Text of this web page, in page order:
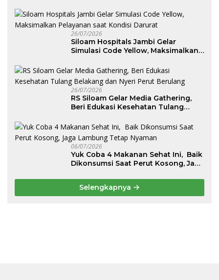
26/07/2026
Siloam Hospitals Jambi Gelar
Simulasi Code Yellow, Maksimalkan
26/07/2026
RS Siloam Gelar Media Gathering,
Beri Edukasi Kesehatan Tulang
06/07/2026
Yuk Coba 4 Makanan Sehat Ini, Baik
Dikonsumsi Saat Perut Kosong, Jaga
Selengkapnya